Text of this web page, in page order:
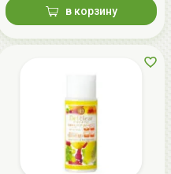
в корзину